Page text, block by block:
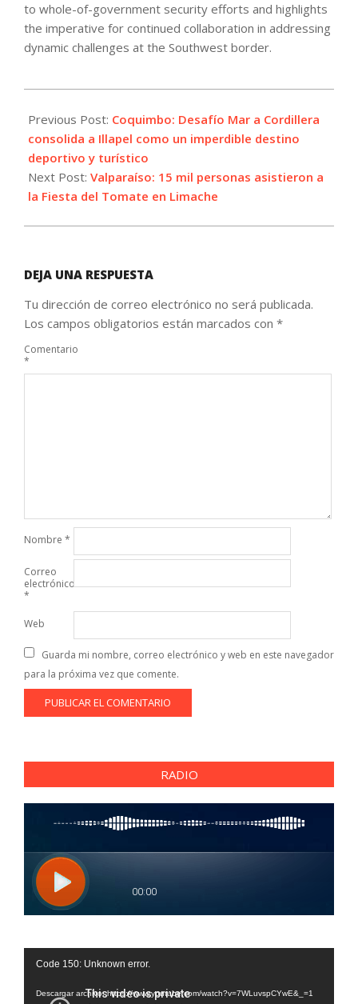
to whole-of-government security efforts and highlights
the imperative for continued collaboration in addressing
dynamic challenges at the Southwest border.
01-
14
Previous Post: Coquimbo: Desafío Mar a Cordillera
consolida a Illapel como un imperdible destino
deportivo y turístico
Next Post: Valparaíso: 15 mil personas asistieron a
la Fiesta del Tomate en Limache
DEJA UNA RESPUESTA
Tu dirección de correo electrónico no será publicada.
Los campos obligatorios están marcados con *
Comentario
*
Nombre *
Correo
electrónico
*
Web
Guarda mi nombre, correo electrónico y web en este navegador
para la próxima vez que comente.
RADIO
Reproductor
vídeo
Code 150: Unknown error.
Descargar archivo: https://www.youtube.com/watch?v=7WLuvspCYwE&_=1